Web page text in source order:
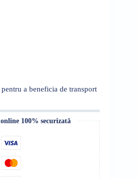
pentru a beneficia de transport
100% securizată